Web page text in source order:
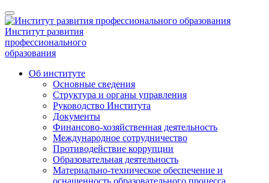
Институт развития
профессионального
образования
Об институте
Основные сведения
Структура и органы управления
Руководство Института
Документы
Финансово-хозяйственная деятельность
Международное сотрудничество
Противодействие коррупции
Образовательная деятельность
Материально-техническое обеспечение и
оснащенность образовательного процесса